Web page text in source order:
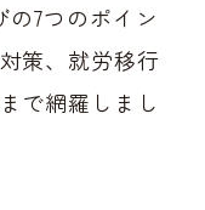
7つのポイン
策、就労移行
で網羅しまし